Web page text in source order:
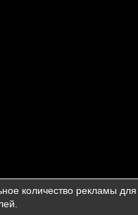
количество рекламы для